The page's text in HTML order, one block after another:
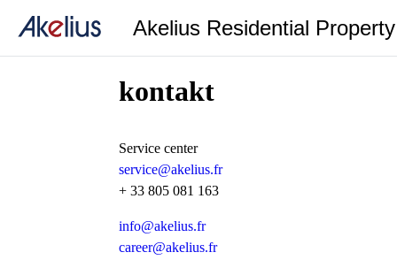
Akelius Residential
kontakt
Service center
service@akelius.fr
+ 33 805 081 163
info@akelius.fr
career@akelius.fr